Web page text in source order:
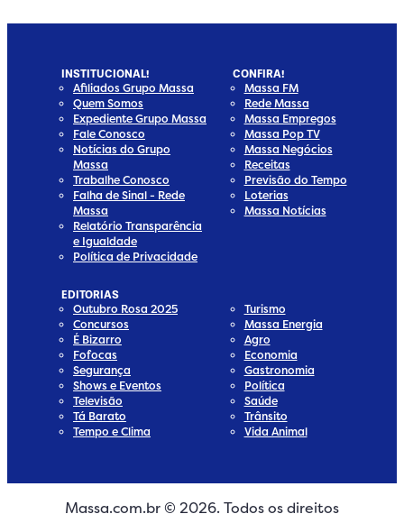
INSTITUCIONAL!
Afiliados Grupo Massa
Quem Somos
Expediente Grupo Massa
Fale Conosco
Notícias do Grupo
Massa
Trabalhe Conosco
Falha de Sinal - Rede
Massa
Relatório Transparência
e Igualdade
Política de Privacidade
CONFIRA!
Massa FM
Rede Massa
Massa Empregos
Massa Pop TV
Massa Negócios
Receitas
Previsão do Tempo
Loterias
Massa Notícias
EDITORIAS
Outubro Rosa 2025
Concursos
É Bizarro
Fofocas
Segurança
Shows e Eventos
Televisão
Tá Barato
Tempo e Clima
Turismo
Massa Energia
Agro
Economia
Gastronomia
Política
Saúde
Trânsito
Vida Animal
Massa.com.br © 2026. Todos os direitos